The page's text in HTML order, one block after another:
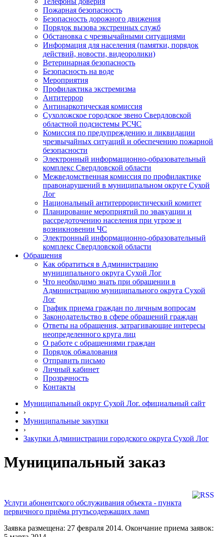
Пожарная безопасность
Безопасность дорожного движения
Порядок вызова экстренных служб
Обстановка с чрезвычайными ситуациями
Информация для населения (памятки, порядок
действий, новости, видеоролики)
Ветеринарная безопасность
Безопасность на воде
Мероприятия
Профилактика экстремизма
Антитеррор
Антинаркотическая комиссия
Сухоложское городское звено Свердловской
областной подсистемы РСЧС
Комиссия по предупреждению и ликвидации
чрезвычайных ситуаций и обеспечению пожарной
безопасности
Электронный информационно-образовательный
комплекс Cвердловской области
Межведомственная комиссия по профилактике
правонарушений в муниципальном округе Сухой
Лог
Национальный антитеррористический комитет
Планирование мероприятий по эвакуации и
рассредоточению населения при угрозе и
возникновении ЧС
Электронный информационно-образовательный
комплекс Свердловской области
Обращения
Как обратиться в Администрацию
муниципального округа Сухой Лог
Что необходимо знать при обращении в
Администрацию муниципального округа Сухой
Лог
График приема граждан по личным вопросам
Законодательство в сфере обращений граждан
Ответы на обращения, затрагивающие интересы
неопределенного круга лиц
О работе с обращениями граждан
Порядок обжалования
Отправить письмо
Личный кабинет
Прозрачность
Контакты
Муниципальный округ Сухой Лог. официальный сайт
›
Муниципальные закупки
›
Закупки Администрации городского округа Сухой Лог
Муниципальный заказ
Услуги абонентского обслуживания объекта - пункта
первичного приёма ртутьсодержащих ламп
Заявка размещена: 27 февраля 2014. Окончание приема заявок: